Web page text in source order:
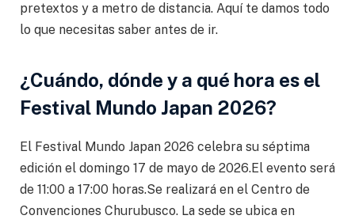
pretextos y a metro de distancia. Aquí te damos todo
lo que necesitas saber antes de ir.
¿Cuándo, dónde y a qué hora es el
Festival Mundo Japan 2026?
El Festival Mundo Japan 2026 celebra su séptima
edición el domingo 17 de mayo de 2026.El evento será
de 11:00 a 17:00 horas.Se realizará en el Centro de
Convenciones Churubusco. La sede se ubica en